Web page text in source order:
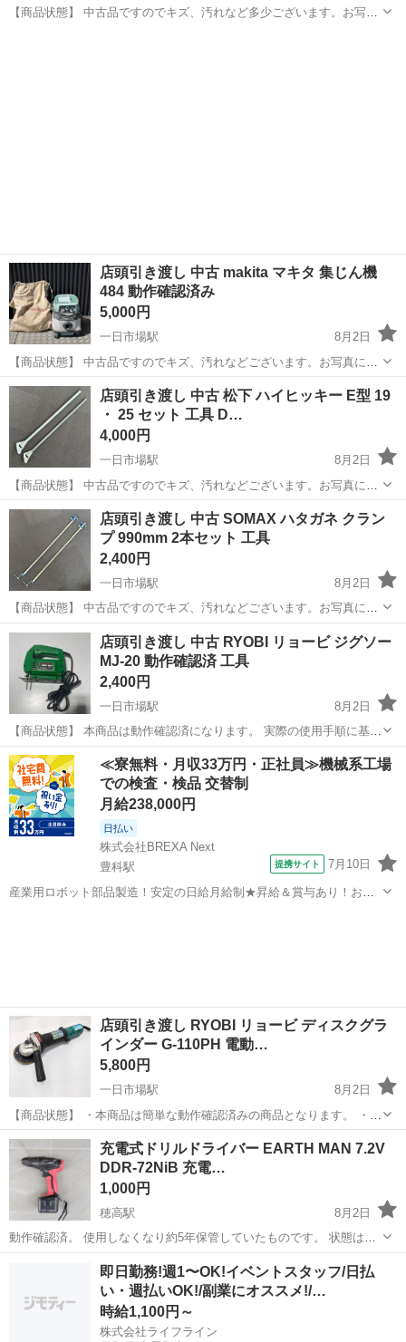
【商品状態】 中古品ですのでキズ、汚れなど多少ございます。お写真
店頭引き渡し 中古 makita マキタ 集じん機
484 動作確認済み
5,000円
一日市場駅
8月2日
【商品状態】 中古品ですのでキズ、汚れなどございます。お写真にて
ご確認下さい。 現在店頭でも販売中です。 販売済みの場合はご容赦く
ださいませ。 （※店頭受け渡し）当社では品物を直接お客様に見て頂
き安心してご購...
長野 安曇野市 一日市場駅 その他 店頭
店頭引き渡し 中古 松下 ハイヒッキー E型 19
・ 25 セット 工具 D…
4,000円
一日市場駅
8月2日
【商品状態】 中古品ですのでキズ、汚れなどございます。お写真にて
ご確認下さい。 現在店頭でも販売中です。 販売済みの場合はご容赦く
ださいませ。 （※店頭受け渡し）当社では品物を直接お客様に見て頂
き安心して...
長野 安曇野市 一日市場駅 その他 ハイヒッキー
店頭引き渡し 中古 SOMAX ハタガネ クラン
プ 990mm 2本セット 工具
2,400円
一日市場駅
8月2日
【商品状態】 中古品ですのでキズ、汚れなどございます。お写真にて
ご確認下さい。 現在店頭でも販売中です。 販売済みの場合はご容赦く
ださいませ。 （※店頭受け渡し）当社では品物を直接お客様に見て頂
き安心してご購...
長野 安曇野市 一日市場駅 その他 SOMAX
店頭引き渡し 中古 RYOBI リョービ ジグソー
MJ-20 動作確認済 工具
2,400円
一日市場駅
8月2日
【商品状態】 本商品は動作確認済になります。 実際の使用手順に基づ
いた確認は行っておりません。調整等必要な場合がございます。 中古
品ですのでキズ、汚れ、錆びなどございます。お写真にてご確認下さ
い。 現在店...
長野 安曇野市 一日市場駅 その他 店頭
≪寮無料・月収33万円・正社員≫機械系工場
での検査・検品 交替制
月給238,000円
日払い
株式会社BREXA Next
豊科駅
提携サイト 7月10日
産業用ロボット部品製造！安定の日給月給制★昇給＆賞与あり！お友
店頭引き渡し RYOBI リョービ ディスクグラ
インダー G-110PH 電動…
5,800円
一日市場駅
8月2日
【商品状態】 ・本商品は簡単な動作確認済みの商品となります。 ・中
古品のため使用に伴うキズや汚れがございます。 ・コードにキズ(若干
の抉れ)箇所がございます。 ・簡単な動作確認済みですが、実際の作業
手順に沿った動...
長野 安曇野市 一日市場駅 その他
充電式ドリルドライバー EARTH MAN 7.2V
DDR-72NiB 充電…
1,000円
穂高駅
8月2日
動作確認済。 使用しなくなり約5年保管していたものです。 状態は画
像でご確認ください。 ドリルビットはなし。 中古なので傷、汚れ、錆
などあります。 細かい事を気にする方はご遠慮ください。 写真で形状
安曇野市 穂高駅 ドリル
即日勤務!週1〜OK!イベントスタッフ/日払
い・週払いOK!/副業にオススメ!/…
時給1,100円～
株式会社ライフライン